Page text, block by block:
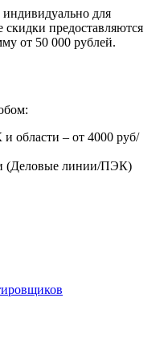
для
скидки предоставляются
от 50 000 рублей.
области – от 4000 руб/
(Деловые линии/ПЭК)